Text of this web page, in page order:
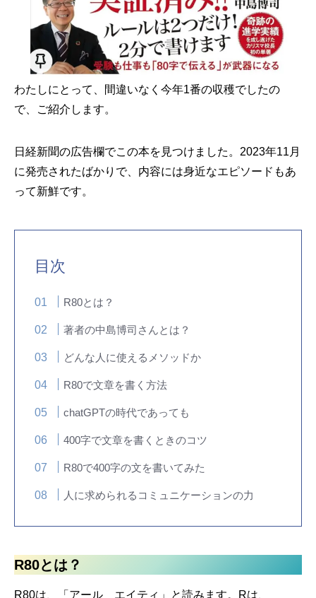
わたしにとって、間違いなく今年1番の収穫でしたの
で、ご紹介します。
日経新聞の広告欄でこの本を見つけました。2023年11月
に発売されたばかりで、内容には身近なエピソードもあ
って新鮮です。
目次
R80とは？
著者の中島博司さんとは？
どんな人に使えるメソッドか
R80で文章を書く方法
chatGPTの時代であっても
400字で文章を書くときのコツ
R80で400字の文を書いてみた
人に求められるコミュニケーションの力
R80とは？
R80は、「アール エイティ」と読みます。Rは、